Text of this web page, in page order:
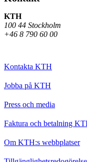
KTH
100 44 Stockholm
+46 8 790 60 00
Kontakta KTH
Jobba på KTH
Press och media
Faktura och betalning
Om KTH:s webbplatser